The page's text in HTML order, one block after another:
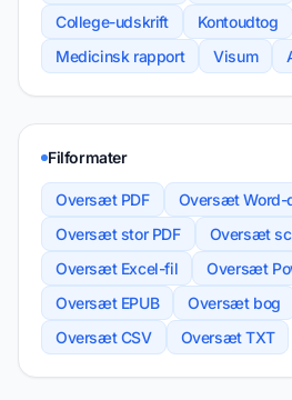
College-udskrift
Kontoudtog
Medicinsk rapport
Visum
Filformater
Oversæt PDF
Oversæt Word-
Oversæt stor PDF
Oversæt
Oversæt Excel-fil
Oversæt
Oversæt EPUB
Oversæt bog
Oversæt CSV
Oversæt TXT